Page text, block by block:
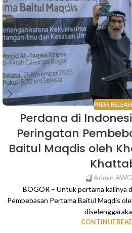
PRESS
Perdana di
Peringatan
Baitul Maqdis oleh
Admin AWG
BOGOR – Untuk pertama kalinya
Pembebasan Pertama Baitul Maqdis
CONTINUE